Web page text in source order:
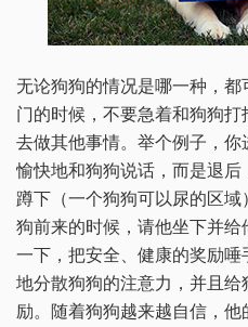
无论狗狗的情况是哪一种，
门的时候，不要急着和狗狗
去做其他事情。举个例子，
愉快地和狗狗说话，而是退
蹲下（一个狗狗可以尿的区
狗前来的时候，请他坐下并给
一下，把安全、健康的奖励
地分散狗狗的注意力，并且
励。随着狗狗越来越自信，